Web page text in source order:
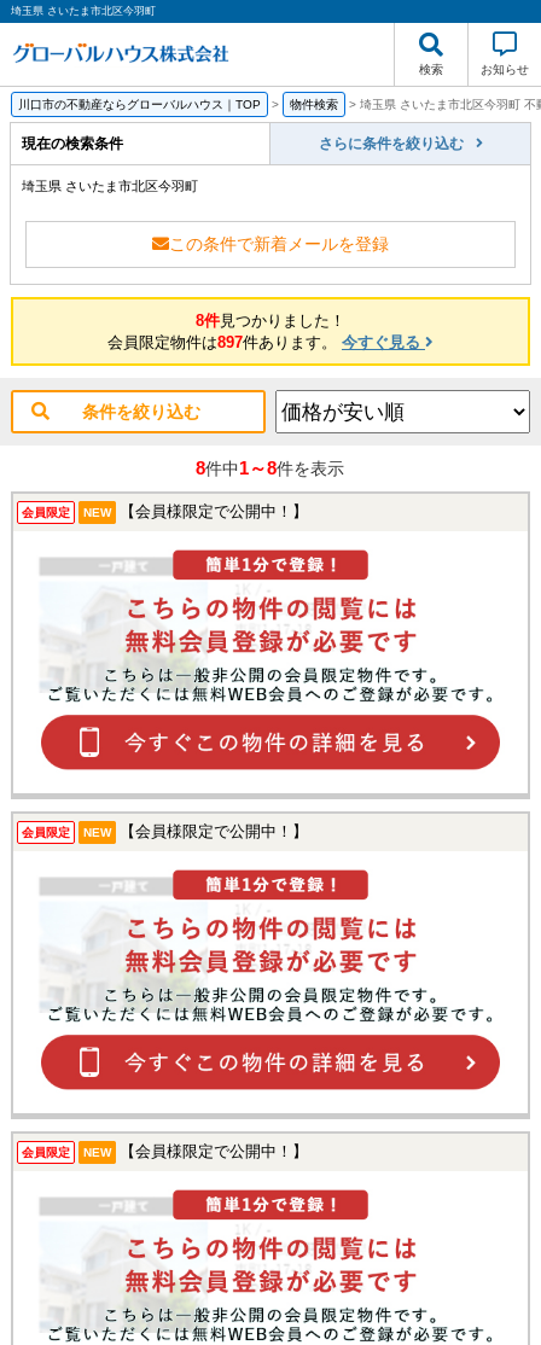
埼玉県 さいたま市北区今羽町
検索 お知らせ
川口市の不動産ならグローバルハウス｜TOP > 物件検索 > 埼玉県 さいたま市北区今羽町 不
現在の検索条件 さらに条件を絞り込む
埼玉県 さいたま市北区今羽町
この条件で新着メールを登録
8件見つかりました！
会員限定物件は897件あります。 今すぐ見る
条件を絞り込む
8件中1～8件を表示
会員限定 NEW 【会員様限定で公開中！】
会員限定 NEW 【会員様限定で公開中！】
会員限定 NEW 【会員様限定で公開中！】